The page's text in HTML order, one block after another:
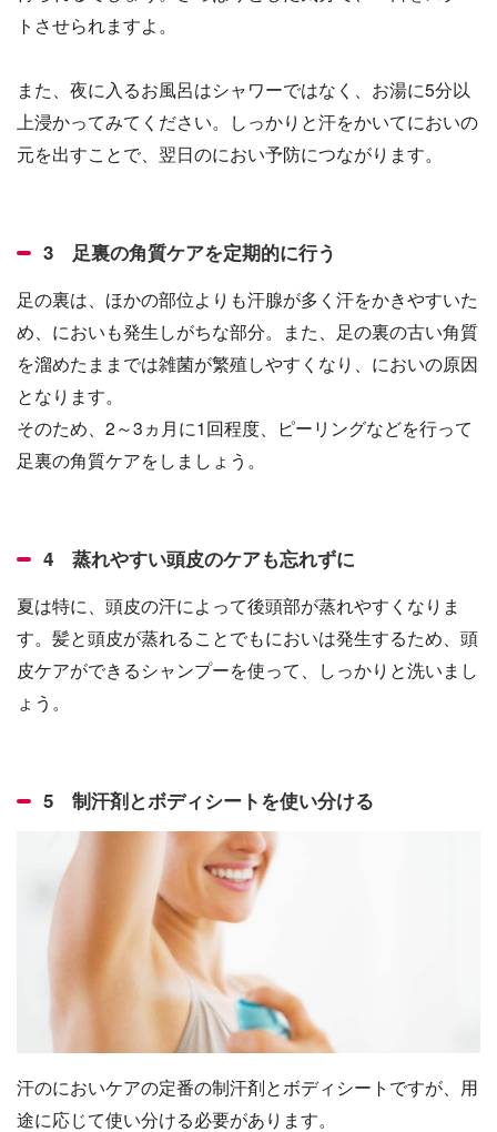
トさせられますよ。
また、夜に入るお風呂はシャワーではなく、お湯に5分以
上浸かってみてください。しっかりと汗をかいてにおいの
元を出すことで、翌日のにおい予防につながります。
3 足裏の角質ケアを定期的に行う
足の裏は、ほかの部位よりも汗腺が多く汗をかきやすいた
め、においも発生しがちな部分。また、足の裏の古い角質
を溜めたままでは雑菌が繁殖しやすくなり、においの原因
となります。
そのため、2～3ヵ月に1回程度、ピーリングなどを行って
足裏の角質ケアをしましょう。
4 蒸れやすい頭皮のケアも忘れずに
夏は特に、頭皮の汗によって後頭部が蒸れやすくなりま
す。髪と頭皮が蒸れることでもにおいは発生するため、頭
皮ケアができるシャンプーを使って、しっかりと洗いまし
ょう。
5 制汗剤とボディシートを使い分ける
汗のにおいケアの定番の制汗剤とボディシートですが、用
途に応じて使い分ける必要があります。